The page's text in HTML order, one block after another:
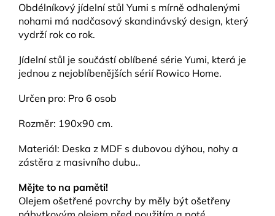
Obdélníkový jídelní stůl Yumi s mírně odhalenými
nohami má nadčasový skandinávský design, který
vydrží rok co rok.
Jídelní stůl je součástí oblíbené série Yumi, která je
jednou z nejoblíbenějších sérií Rowico Home.
Určen pro: Pro 6 osob
Rozměr: 190x90 cm.
Materiál: Deska z MDF s dubovou dýhou, nohy a
zástěra z masivního dubu..
Mějte to na paměti!
Olejem ošetřené povrchy by měly být ošetřeny